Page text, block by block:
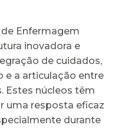
Enfermagem
inovadora e
de cuidados,
e a articulação entre
Estes núcleos têm
uma resposta eficaz
durante